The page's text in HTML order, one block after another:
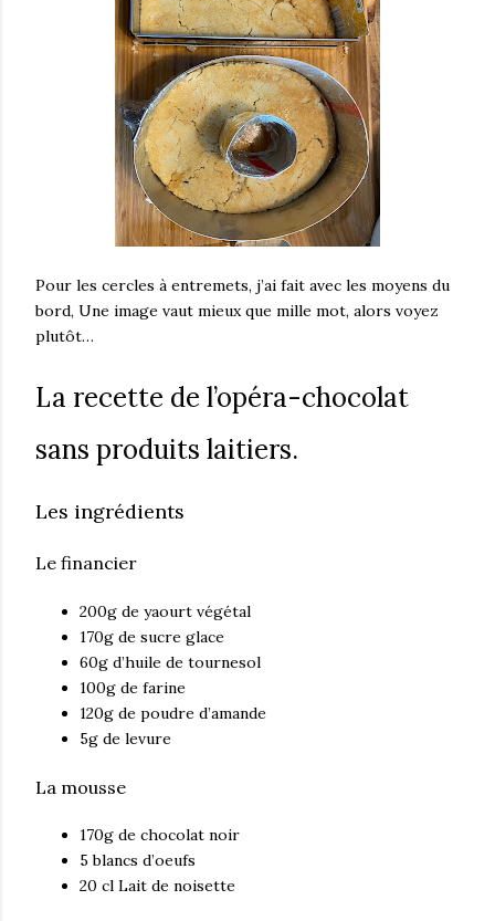
Pour les cercles à entremets, j’ai fait avec les moyens du
bord, Une image vaut mieux que mille mot, alors voyez
plutôt…
La recette de l’opéra-chocolat
sans produits laitiers.
Les ingrédients
Le financier
200g de yaourt végétal
170g de sucre glace
60g d’huile de tournesol
100g de farine
120g de poudre d’amande
5g de levure
La mousse
170g de chocolat noir
5 blancs d’oeufs
20 cl Lait de noisette